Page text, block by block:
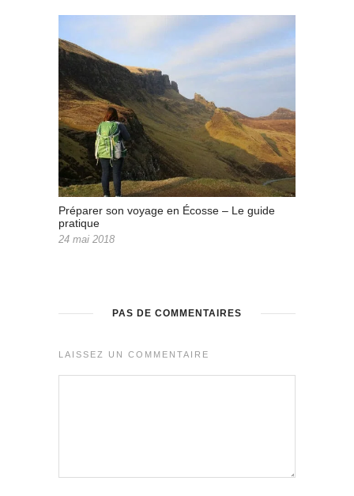
Préparer son voyage en Écosse – Le guide
pratique
24 mai 2018
PAS DE COMMENTAIRES
LAISSEZ UN COMMENTAIRE